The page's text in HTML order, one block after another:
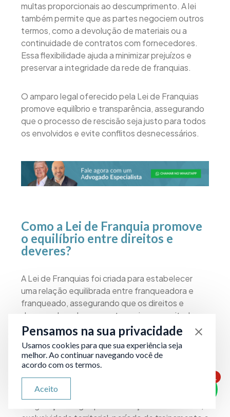
multas proporcionais ao descumprimento. A lei
também permite que as partes negociem outros
termos, como a devolução de materiais ou a
continuidade de contratos com fornecedores.
Essa flexibilidade ajuda a minimizar prejuízos e
preservar a integridade da rede de franquias.
O amparo legal oferecido pela Lei de Franquias
promove equilíbrio e transparência, assegurando
que o processo de rescisão seja justo para todos
os envolvidos e evite conflitos desnecessários.
Como a Lei de Franquia promove
o equilíbrio entre direitos e
deveres?
A Lei de Franquias foi criada para estabelecer
uma relação equilibrada entre franqueadora e
franqueado, assegurando que os direitos e
deveres de ambas as partes sejam respeitados.
No sistema de franchising, isso é alcançado por
meio da transparência e clareza em documentos
fundamentais, como a COF, que deve ser
entregue com pelo menos 10 dias antes da
assinatura do contrato.
1
Pensamos na sua privacidade
Usamos cookies para que sua experiência seja
melhor. Ao continuar navegando você de
acordo com os termos.
Aceito